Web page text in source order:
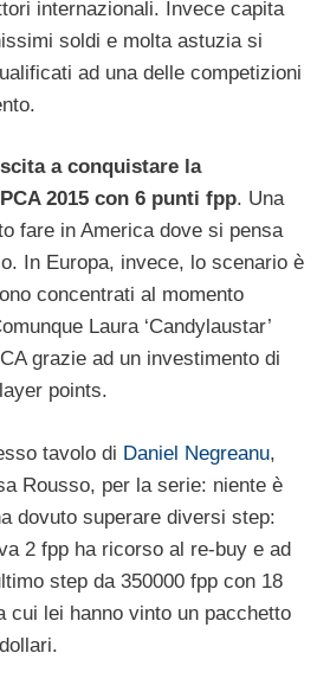
internazionali. Invece capita
soldi e molta astuzia si
ad una delle competizioni
a conquistare la
2015 con 6 punti fpp. Una
fare in America dove si pensa
In Europa, invece, lo scenario è
concentrati al momento
Laura ‘Candylaustar’
grazie ad un investimento di
points.
tavolo di Daniel Negreanu,
Rousso, per la serie: niente è
dovuto superare diversi step:
2 fpp ha ricorso al re-buy e ad
step da 350000 fpp con 18
cui lei hanno vinto un pacchetto